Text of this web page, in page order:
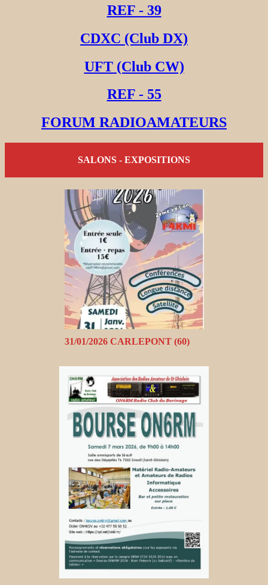
REF - 39
CDXC (Club DX)
UFT (Club CW)
REF - 55
FORUM RADIOAMATEURS
SALONS - EXPOSITIONS
31/01/2026 CARLEPONT (60)